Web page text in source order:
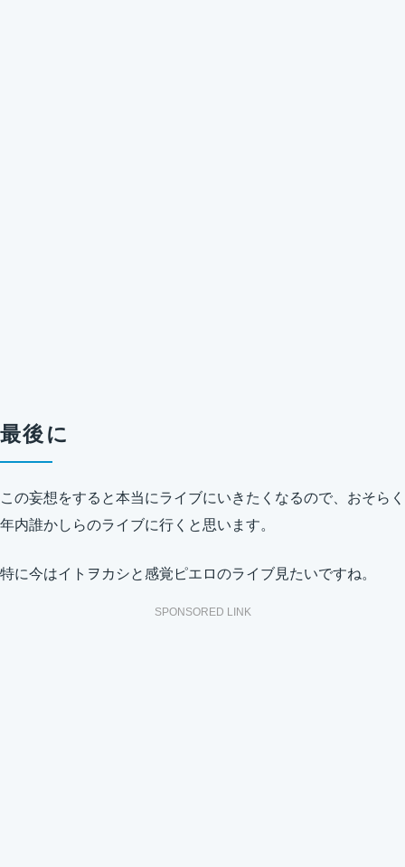
最後に
この妄想をすると本当にライブにいきたくなるので、おそらく
年内誰かしらのライブに行くと思います。
特に今はイトヲカシと感覚ピエロのライブ見たいですね。
SPONSORED LINK